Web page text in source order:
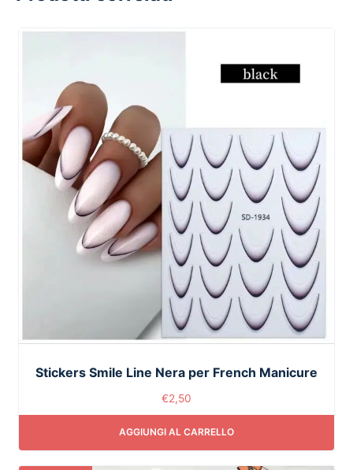
Stickers Smile Line Nera per French Manicure
€2,50
AGGIUNGI AL CARRELLO